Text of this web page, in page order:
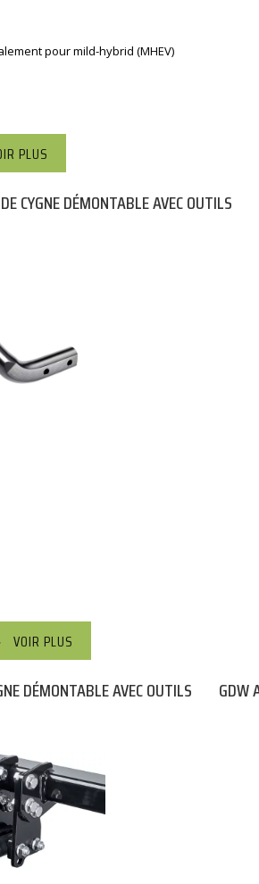
pour mild-hybrid (MHEV)
PLUS
CYGNE DÉMONTABLE AVEC OUTILS
VOIR PLUS
DÉMONTABLE AVEC OUTILS GDW